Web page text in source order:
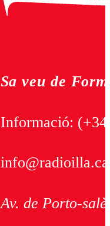
Sa veu de
Informació:
Av. de Porto-